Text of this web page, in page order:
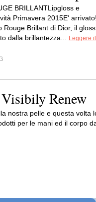
BRILLANTLipgloss e
Primavera 2015E'
Rouge Brillant di Dior, il gloss
dalla brillantezza...
Leggere il
Renew
nostra pelle e questa volta
per le mani ed il corpo